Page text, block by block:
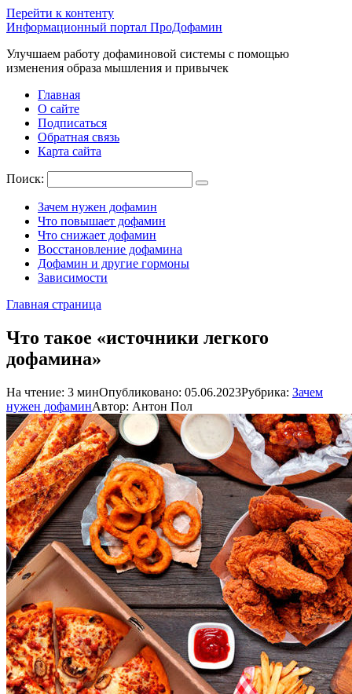
Перейти к контенту
Информационный портал ПроДофамин
Улучшаем работу дофаминовой системы с помощью
изменения образа мышления и привычек
Главная
О сайте
Подписаться
Обратная связь
Карта сайта
Поиск:
Зачем нужен дофамин
Что повышает дофамин
Что снижает дофамин
Восстановление дофамина
Дофамин и другие гормоны
Зависимости
Главная страница
Что такое «источники легкого
дофамина»
На чтение: 3 минОпубликовано: 05.06.2023Рубрика: Зачем
нужен дофаминАвтор: Антон Пол